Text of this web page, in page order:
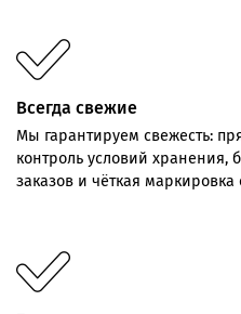
Всегда свежие
Мы гарантируем свежесть:
контроль условий хранения,
заказов и чёткая маркировка